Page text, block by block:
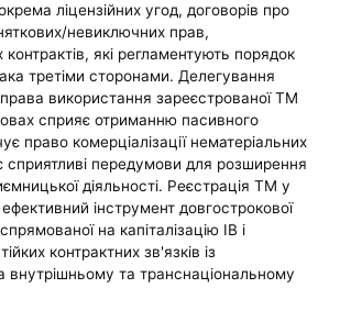
ліцензійних угод, договорів про
невиключних прав,
які регламентують порядок
третіми сторонами. Делегування
використання зареєстрованої ТМ
сприяє отриманню пасивного
право комерціалізації нематеріальних
сприятливі передумови для розширення
діяльності. Реєстрація ТМ у
інструмент довгострокової
на капіталізацію ІВ і
контрактних зв'язків із
внутрішньому та транснаціональному